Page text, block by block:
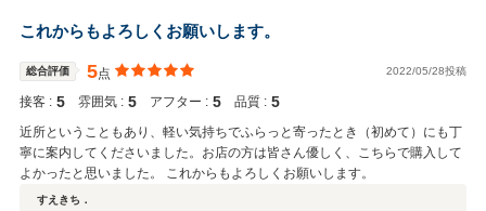
これからもよろしくお願いします。
総合評価 5点 2022/05/28投稿
接客 : 5 雰囲気 : 5 アフター : 5 品質 : 5
近所ということもあり、軽い気持ちでふらっと寄ったとき（初めて）にも丁
寧に案内してくださいました。お店の方は皆さん優しく、こちらで購入して
よかったと思いました。 これからもよろしくお願いします。
すえきち．